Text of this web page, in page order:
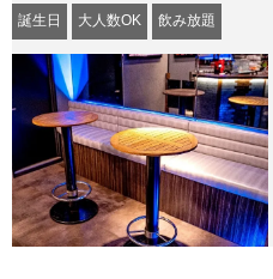
誕生日 大人数OK 飲み放題